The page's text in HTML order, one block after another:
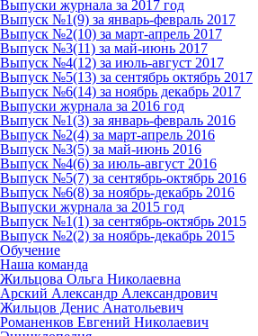
Выпуски журнала за 2017 год
Выпуск №1(9) за январь-февраль 2017
Выпуск №2(10) за март-апрель 2017
Выпуск №3(11) за май-июнь 2017
Выпуск №4(12) за июль-август 2017
Выпуск №5(13) за сентябрь октябрь 2017
Выпуск №6(14) за ноябрь декабрь 2017
Выпуски журнала за 2016 год
Выпуск №1(3) за январь-февраль 2016
Выпуск №2(4) за март-апрель 2016
Выпуск №3(5) за май-июнь 2016
Выпуск №4(6) за июль-август 2016
Выпуск №5(7) за сентябрь-октябрь 2016
Выпуск №6(8) за ноябрь-декабрь 2016
Выпуски журнала за 2015 год
Выпуск №1(1) за сентябрь-октябрь 2015
Выпуск №2(2) за ноябрь-декабрь 2015
Обучение
Наша команда
Жильцова Ольга Николаевна
Арский Александр Александрович
Жильцов Денис Анатольевич
Романенков Евгений Николаевич